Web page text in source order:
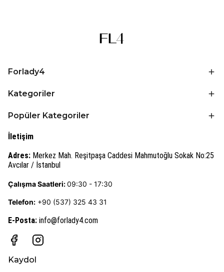
Forlady4
Kategoriler
Popüler Kategoriler
İletişim
Adres: Merkez Mah. Reşitpaşa Caddesi Mahmutoğlu Sokak No:25
Avcılar / İstanbul
Çalışma Saatleri:09:30 - 17:30
Telefon: +90 (537) 325 43 31
E-Posta: info@forlady4.com
Kaydol